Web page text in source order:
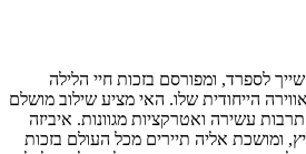
לספרד, ומפורסם בזכות חיי הלילה
הייחודית שלו. האי מציע שילוב מושלם
עשירה ואטרקציות מגוונות. איביזה
ומושכת אליה תיירים מכל העולם בזכות